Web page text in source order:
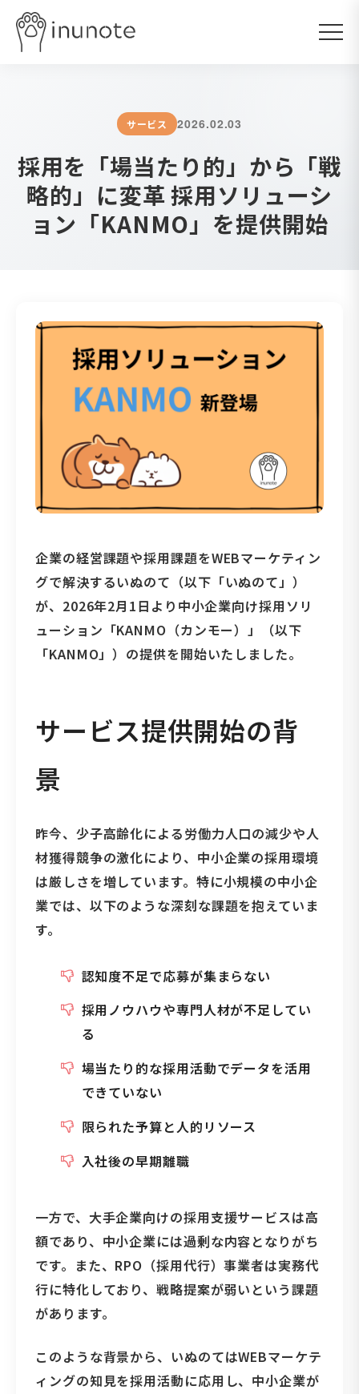
サービス 2026.02.03
採用を「場当たり的」から「戦
略的」に変革 採用ソリューシ
ョン「KANMO」を提供開始
企業の経営課題や採用課題をWEBマーケティン
グで解決するいぬのて（以下「いぬのて」）
が、2026年2月1日より中小企業向け採用ソリ
ューション「KANMO（カンモー）」（以下
「KANMO」）の提供を開始いたしました。
サービス提供開始の背
景
昨今、少子高齢化による労働力人口の減少や人
材獲得競争の激化により、中小企業の採用環境
は厳しさを増しています。特に小規模の中小企
業では、以下のような深刻な課題を抱えていま
す。
認知度不足で応募が集まらない
採用ノウハウや専門人材が不足してい
る
場当たり的な採用活動でデータを活用
できていない
限られた予算と人的リソース
入社後の早期離職
一方で、大手企業向けの採用支援サービスは高
額であり、中小企業には過剰な内容となりがち
です。また、RPO（採用代行）事業者は実務代
行に特化しており、戦略提案が弱いという課題
があります。
このような背景から、いぬのてはWEBマーケテ
ィングの知見を採用活動に応用し、中小企業が